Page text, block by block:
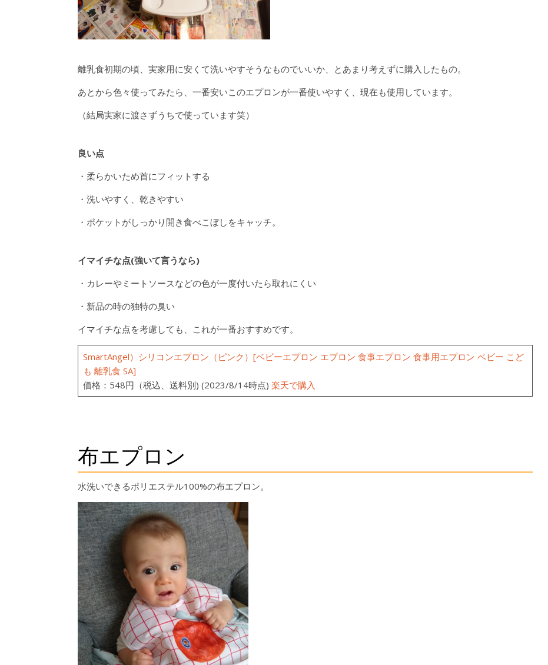
離乳食初期の頃、実家用に安くて洗いやすそうなものでいいか、とあまり考えずに購入したもの。
あとから色々使ってみたら、一番安いこのエプロンが一番使いやすく、現在も使用しています。
（結局実家に渡さずうちで使っています笑）
良い点
・柔らかいため首にフィットする
・洗いやすく、乾きやすい
・ポケットがしっかり開き食べこぼしをキャッチ。
イマイチな点(強いて言うなら)
・カレーやミートソースなどの色が一度付いたら取れにくい
・新品の時の独特の臭い
イマイチな点を考慮しても、これが一番おすすめです。
SmartAngel）シリコンエプロン（ピンク）[ベビーエプロン エプロン 食事エプロン 食事用エプロン ベビー こど
も 離乳食 SA]
価格：548円（税込、送料別) (2023/8/14時点) 楽天で購入
布エプロン
水洗いできるポリエステル100%の布エプロン。